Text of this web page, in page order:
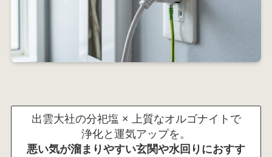
出雲大社の分祀塩 × 上質なオルゴナイトで
浄化と運気アップを。
悪い気が溜まりやすい玄関や水回りにおすす